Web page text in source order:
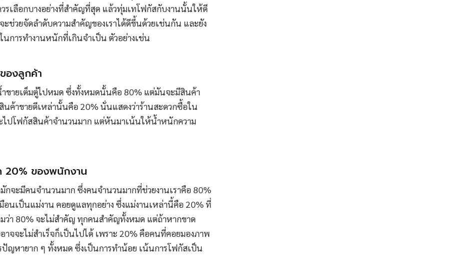
วรเลือกบางอย่างที่สำคัญที่สุด แล้วทุ่มเทโฟกัสกับงานนั้นให้ดี
ช่วยจัดลำดับความสำคัญของเราได้ดีขึ้นด้วยเช่นกัน และยัง
นการทำงานหนักที่เกินจำเป็น ตัวอย่างเช่น
องลูกค้า
ำขายเต็มตู้ไปหมด ซึ่งทั้งหมดนั้นคือ 80% แต่มันจะมีสินค้า
ค้าขายดีเหล่านั้นคือ 20% นั่นแสดงว่าร้านสะดวกซื้อใน
ปโฟกัสสินค้าจำนวนมาก แต่หันมาเน้นให้น้ำหนักความ
20% ของพนักงาน
กจะมีคนจำนวนมาก ซึ่งคนจำนวนมากที่ช่วยงานเราคือ 80%
นเป็นแม่งาน คอยดูแลทุกอย่าง ซึ่งแม่งานเหล่านี้คือ 20% ที่
ว่า 80% จะไม่สำคัญ ทุกคนสำคัญทั้งหมด แต่ถ้าหากขาด
จจะไม่สำเร็จก็เป็นไปได้ เพราะ 20% คือคนที่คอยมองภาพ
ญหายาก ๆ ทั้งหมด ซึ่งเป็นการทำน้อย เน้นการโฟกัสเป็น